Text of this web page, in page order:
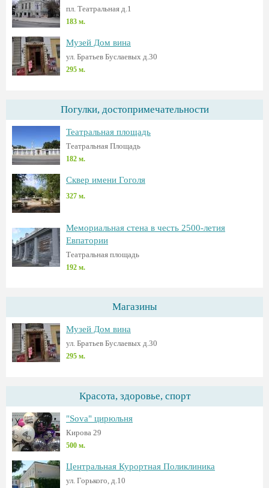
пл. Театральная д.1
183 м.
Музей Дом вина
ул. Братьев Буслаевых д.30
295 м.
Погулки, достопримечательности
Театральная площадь
Театральная Площадь
182 м.
Сквер имени Гоголя
327 м.
Мемориальная стена в честь 2500-летия
Евпатории
Театральная площадь
192 м.
Магазины
Музей Дом вина
ул. Братьев Буслаевых д.30
295 м.
Красота, здоровье, спорт
"Sova" цирюльня
Кирова 29
500 м.
Центральная Курортная Поликлиника
ул. Горького, д.10